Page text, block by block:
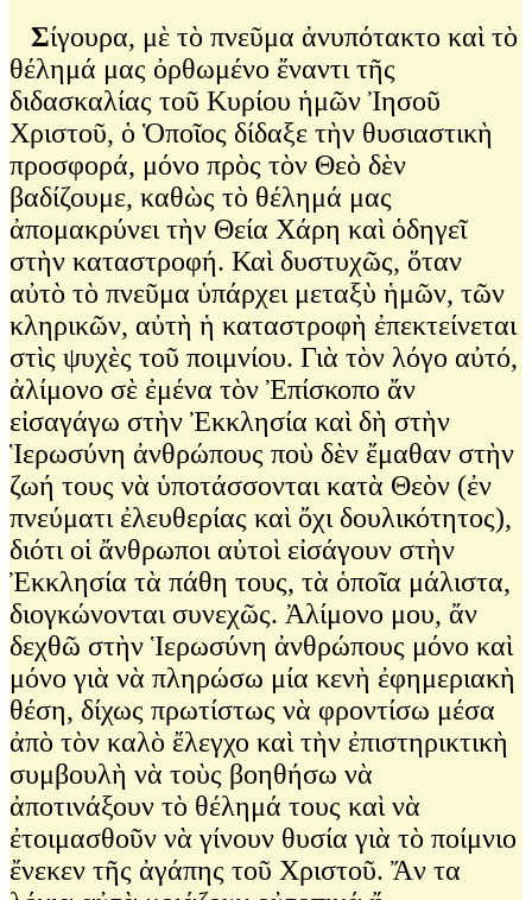
Σίγουρα, μὲ τὸ πνεῦμα ἀνυπότακτο καὶ τὸ
θέλημά μας ὀρθωμένο ἔναντι τῆς
διδασκαλίας τοῦ Κυρίου ἡμῶν Ἰησοῦ
Χριστοῦ, ὁ Ὁποῖος δίδαξε τὴν θυσιαστικὴ
προσφορά, μόνο πρὸς τὸν Θεὸ δὲν
βαδίζουμε, καθὼς τὸ θέλημά μας
ἀπομακρύνει τὴν Θεία Χάρη καὶ ὁδηγεῖ
στὴν καταστροφή. Καὶ δυστυχῶς, ὅταν
αὐτὸ τὸ πνεῦμα ὑπάρχει μεταξὺ ἡμῶν, τῶν
κληρικῶν, αὐτὴ ἡ καταστροφὴ ἐπεκτείνεται
στὶς ψυχὲς τοῦ ποιμνίου. Γιὰ τὸν λόγο αὐτό,
ἀλίμονο σὲ ἐμένα τὸν Ἐπίσκοπο ἄν
εἰσαγάγω στὴν Ἐκκλησία καὶ δὴ στὴν
Ἱερωσύνη ἀνθρώπους ποὺ δὲν ἔμαθαν στὴν
ζωή τους νὰ ὑποτάσσονται κατὰ Θεὸν (ἐν
πνεύματι ἐλευθερίας καὶ ὄχι δουλικότητος),
διότι οἱ ἄνθρωποι αὐτοὶ εἰσάγουν στὴν
Ἐκκλησία τὰ πάθη τους, τὰ ὁποῖα μάλιστα,
διογκώνονται συνεχῶς. Ἀλίμονο μου, ἄν
δεχθῶ στὴν Ἱερωσύνη ἀνθρώπους μόνο καὶ
μόνο γιὰ νὰ πληρώσω μία κενὴ ἐφημεριακὴ
θέση, δίχως πρωτίστως νὰ φροντίσω μέσα
ἀπὸ τὸν καλὸ ἔλεγχο καὶ τὴν ἐπιστηρικτικὴ
συμβουλὴ νὰ τοὺς βοηθήσω νὰ
ἀποτινάξουν τὸ θέλημά τους καὶ νὰ
ἐτοιμασθοῦν νὰ γίνουν θυσία γιὰ τὸ ποίμνιο
ἔνεκεν τῆς ἀγάπης τοῦ Χριστοῦ. Ἄν τα